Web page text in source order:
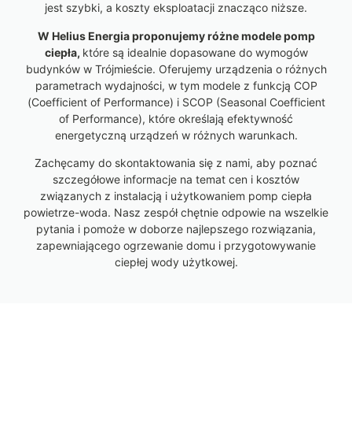
jest szybki, a koszty eksploatacji znacząco niższe.
W Helius Energia proponujemy różne modele pomp
ciepła, które są idealnie dopasowane do wymogów
budynków w Trójmieście. Oferujemy urządzenia o różnych
parametrach wydajności, w tym modele z funkcją COP
(Coefficient of Performance) i SCOP (Seasonal Coefficient
of Performance), które określają efektywność
energetyczną urządzeń w różnych warunkach.
Zachęcamy do skontaktowania się z nami, aby poznać
szczegółowe informacje na temat cen i kosztów
związanych z instalacją i użytkowaniem pomp ciepła
powietrze-woda. Nasz zespół chętnie odpowie na wszelkie
pytania i pomoże w doborze najlepszego rozwiązania,
zapewniającego ogrzewanie domu i przygotowywanie
ciepłej wody użytkowej.